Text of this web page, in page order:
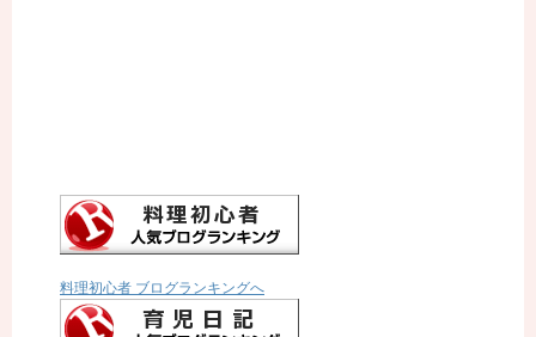
料理初心者 ブログランキングへ